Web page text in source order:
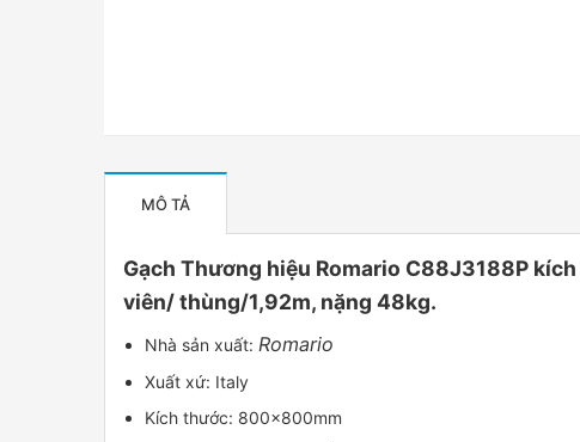
MÔ TẢ
Gạch Thương hiệu Romario C88J3188P
viên/ thùng/1,92m, nặng 48kg.
Nhà sản xuất: Romario
Xuất xứ: Italy
Kích thước: 800x800mm